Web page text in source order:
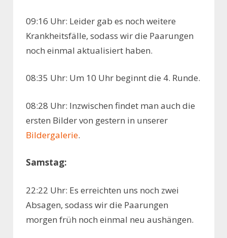
09:16 Uhr: Leider gab es noch weitere
Krankheitsfälle, sodass wir die Paarungen
noch einmal aktualisiert haben.
08:35 Uhr: Um 10 Uhr beginnt die 4. Runde.
08:28 Uhr: Inzwischen findet man auch die
ersten Bilder von gestern in unserer
Bildergalerie.
Samstag:
22:22 Uhr: Es erreichten uns noch zwei
Absagen, sodass wir die Paarungen
morgen früh noch einmal neu aushängen.